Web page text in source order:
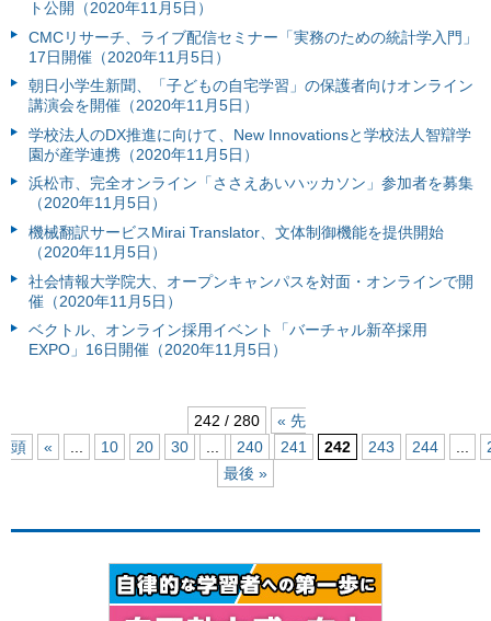
ト公開（2020年11月5日）
CMCリサーチ、ライブ配信セミナー「実務のための統計学入門」
17日開催（2020年11月5日）
朝日小学生新聞、「子どもの自宅学習」の保護者向けオンライン
講演会を開催（2020年11月5日）
学校法人のDX推進に向けて、New Innovationsと学校法人智辯学
園が産学連携（2020年11月5日）
浜松市、完全オンライン「ささえあいハッカソン」参加者を募集
（2020年11月5日）
機械翻訳サービスMirai Translator、文体制御機能を提供開始
（2020年11月5日）
社会情報大学院大、オープンキャンパスを対面・オンラインで開
催（2020年11月5日）
ベクトル、オンライン採用イベント「バーチャル新卒採用
EXPO」16日開催（2020年11月5日）
242 / 280
« 先
頭
« 10 20 30 240 241 242 243 244
最後 »